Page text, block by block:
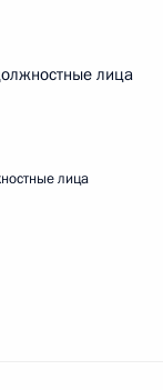
лица
лица